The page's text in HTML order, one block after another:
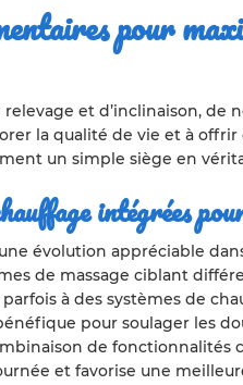
pour
et d’inclinaison,
la qualité de vie et à
un simple siège en
intégrées
évolution appréciable
de massage ciblant
à des systèmes de
pour soulager les
de
et favorise une